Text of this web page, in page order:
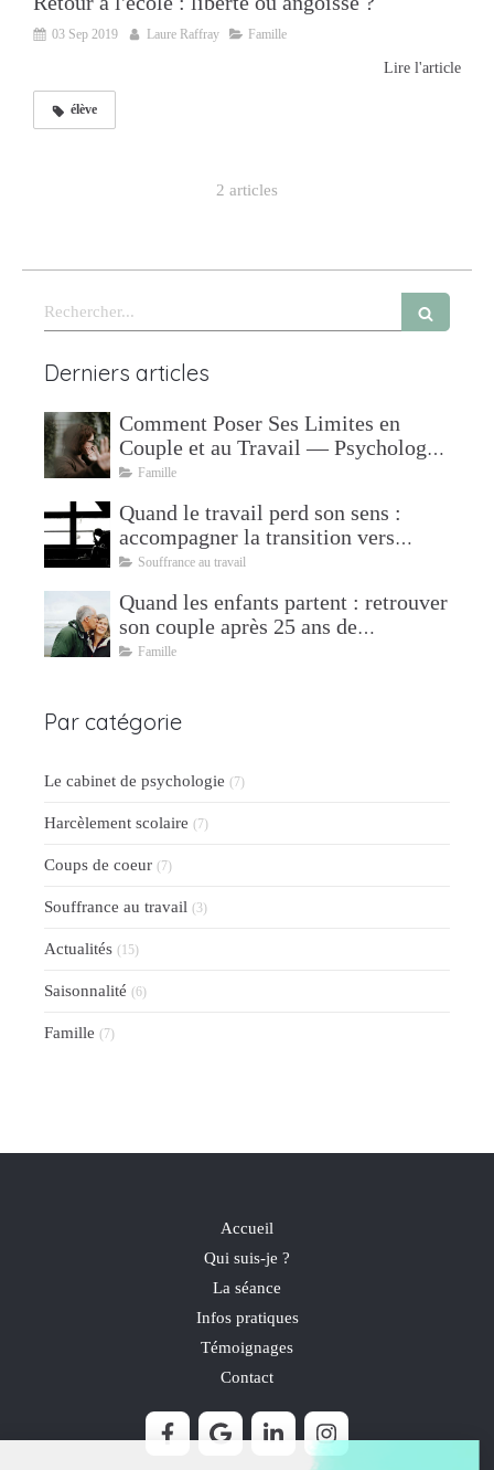
03 Sep 2019 Laure Raffray Famille
Lire l'article
élève
2 articles
Rechercher
Derniers articles
Comment Poser Ses Limites en
Couple et au Travail — Psychologue
à Mudaison
Famille
Quand le travail perd son sens :
accompagner la transition vers
l'après
Souffrance au travail
Quand les enfants partent : retrouver
son couple après 25 ans de
parentalité
Famille
Par catégorie
Le cabinet de psychologie (7)
Harcèlement scolaire (7)
Coups de coeur (7)
Souffrance au travail (3)
Actualités (15)
Saisonnalité (6)
Famille (7)
Accueil
Qui suis-je ?
La séance
Infos pratiques
Témoignages
Contact